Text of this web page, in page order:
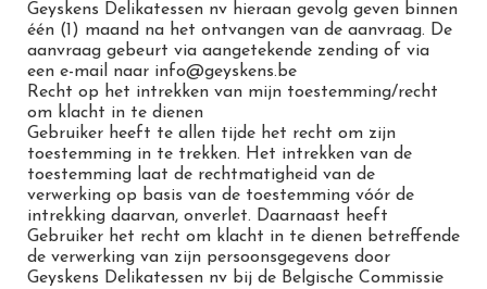
Geyskens Delikatessen nv hieraan gevolg geven binnen
één (1) maand na het ontvangen van de aanvraag. De
aanvraag gebeurt via aangetekende zending of via
een e-mail naar info@geyskens.be
Recht op het intrekken van mijn toestemming/recht
om klacht in te dienen
Gebruiker heeft te allen tijde het recht om zijn
toestemming in te trekken. Het intrekken van de
toestemming laat de rechtmatigheid van de
verwerking op basis van de toestemming vóór de
intrekking daarvan, onverlet. Daarnaast heeft
Gebruiker het recht om klacht in te dienen betreffende
de verwerking van zijn persoonsgegevens door
Geyskens Delikatessen nv bij de Belgische Commissie